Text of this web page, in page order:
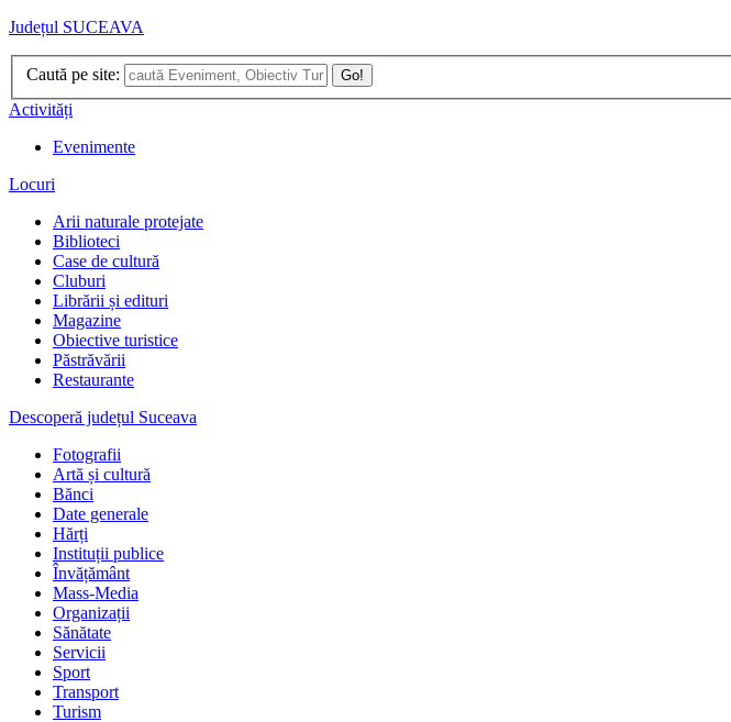
Județul SUCEAVA
Caută pe site: Go!
Activități
Evenimente
Locuri
Arii naturale protejate
Biblioteci
Case de cultură
Cluburi
Librării și edituri
Magazine
Obiective turistice
Păstrăvării
Restaurante
Descoperă județul Suceava
Fotografii
Artă și cultură
Bănci
Date generale
Hărți
Instituții publice
Învățământ
Mass-Media
Organizații
Sănătate
Servicii
Sport
Transport
Turism